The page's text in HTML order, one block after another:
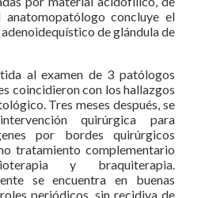
anatomopatólogo concluye el
de glándula de
al examen de 3 patólogos
coincidieron con los hallazgos
Tres meses después, se
quirúrgica para
por bordes quirúrgicos
tratamiento complementario
y braquiterapia.
se encuentra en buenas
periódicos, sin recidiva de